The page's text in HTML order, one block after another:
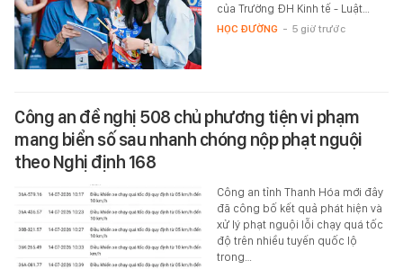
của Trường ĐH Kinh tế - Luật…
HỌC ĐƯỜNG - 5 giờ trước
Công an đề nghị 508 chủ phương tiện vi phạm
mang biển số sau nhanh chóng nộp phạt nguội
theo Nghị định 168
Công an tỉnh Thanh Hóa mới đây
đã công bố kết quả phát hiện và
xử lý phạt nguội lỗi chạy quá tốc
độ trên nhiều tuyến quốc lộ
trong…